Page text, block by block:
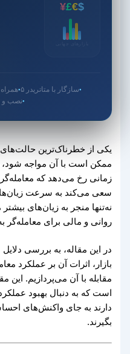
$
€
£
¥
بازارهای جهانی
سازگار با متاتریدر ۵ ●همراه
نصب و
یکی از خطرناک‌ترین
ممکن است با آن مواجه شود،
زمانی رخ می‌دهد که
سعی می‌کند به سرعت زیان‌های
نه‌تنها منجر به زیان‌های
روانی و مالی برای معامله‌گر
در این مقاله، به بررسی
بازار، اثرات آن بر عملکرد
مقابله با آن می‌پردازیم. این
است که به دنبال بهبود
دارند به جای واکنش‌های
بگیرند.